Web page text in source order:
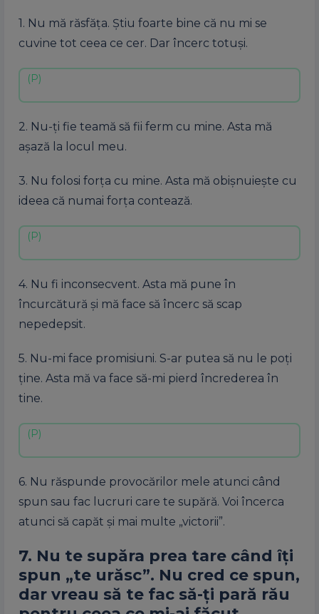
1. Nu mă răsfăţa. Ştiu foarte bine că nu mi se
cuvine tot ceea ce cer. Dar încerc totuşi.
2. Nu-ţi fie teamă să fii ferm cu mine. Asta mă
aşază la locul meu.
3. Nu folosi forţa cu mine. Asta mă obişnuieşte cu
ideea că numai forţa contează.
4. Nu fi inconsecvent. Asta mă pune în
încurcătură şi mă face să încerc să scap
nepedepsit.
5. Nu-mi face promisiuni. S-ar putea să nu le poţi
ţine. Asta mă va face să-mi pierd încrederea în
tine.
6. Nu răspunde provocărilor mele atunci când
spun sau fac lucruri care te supără. Voi încerca
atunci să capăt şi mai multe „victorii”.
7. Nu te supăra prea tare când îţi
spun „te urăsc”. Nu cred ce spun,
dar vreau să te fac să-ţi pară rău